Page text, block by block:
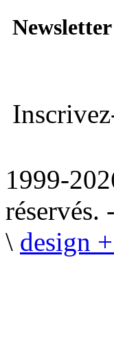
Newsletter
1999-
réservés. -
\ design